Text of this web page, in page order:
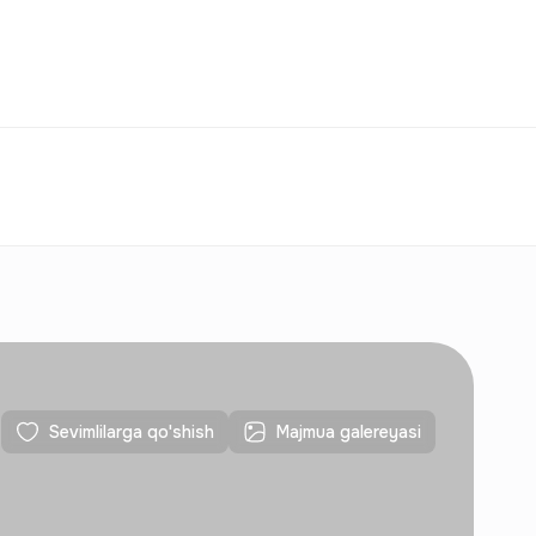
Sevimlilarga qo'shish Majmua galereyasi